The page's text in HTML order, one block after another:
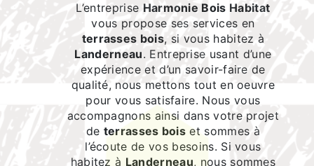
L’entreprise Harmonie Bois Habitat
vous propose ses services en
terrasses bois, si vous habitez à
Landerneau. Entreprise usant d’une
expérience et d’un savoir-faire de
qualité, nous mettons tout en oeuvre
pour vous satisfaire. Nous vous
accompagnons ainsi dans votre projet
de terrasses bois et sommes à
l’écoute de vos besoins. Si vous
habitez à Landerneau, nous sommes